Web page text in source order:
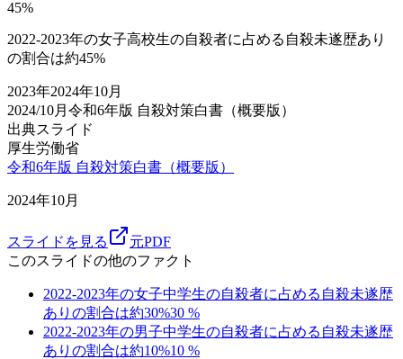
45%
2022-2023年の女子高校生の自殺者に占める自殺未遂歴あり
の割合は約45%
2023年2024年10月
2024/10月 令和6年版 自殺対策白書（概要版）
出典スライド
厚生労働省
令和6年版 自殺対策白書（概要版）
2024年10月
スライドを見る
元PDF
このスライドの他のファクト
2022-2023年の女子中学生の自殺者に占める自殺未遂歴
ありの割合は約30%30 %
2022-2023年の男子中学生の自殺者に占める自殺未遂歴
ありの割合は約10%10 %